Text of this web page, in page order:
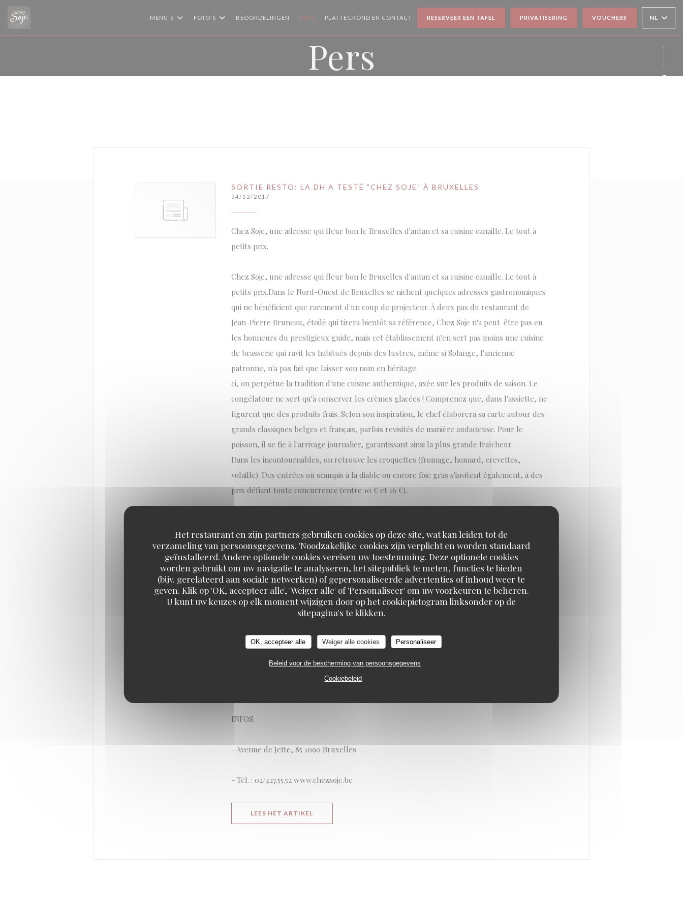
Het restaurant en zijn partners gebruiken cookies op deze site, wat kan leiden tot de
verzameling van persoonsgegevens. 'Noodzakelijke' cookies zijn verplicht en worden standaard
geïnstalleerd. Andere optionele cookies vereisen uw toestemming. Deze optionele cookies
worden gebruikt om uw navigatie te analyseren, het sitepubliek te meten, functies te bieden
(bijv. gerelateerd aan sociale netwerken) of gepersonaliseerde advertenties of inhoud weer te
geven. Klik op 'OK, accepteer alle', 'Weiger alle' of 'Personaliseer' om uw voorkeuren te beheren.
U kunt uw keuzes op elk moment wijzigen door op het cookiepictogram linksonder op de
sitepagina's te klikken.
OK, accepteer alle Weiger alle cookies Personaliseer
Beleid voor de bescherming van persoonsgegevens
Cookiebeleid
MENU'S FOTO'S BEOORDELINGEN PERS PLATTEGROND EN CONTACT RESERVEER EEN TAFEL PRIVATISERING VOUCHERS NL
Pers
SORTIE RESTO: LA DH A TESTÉ "CHEZ SOJE" À BRUXELLES
24/12/2017
Chez Soje, une adresse qui fleur bon le Bruxelles d'antan et sa cuisine canaille. Le tout à
petits prix.
Chez Soje, une adresse qui fleur bon le Bruxelles d'antan et sa cuisine canaille. Le tout à
petits prix.Dans le Nord-Ouest de Bruxelles se nichent quelques adresses gastronomiques
qui ne bénéficient que rarement d'un coup de projecteur. À deux pas du restaurant de
Jean-Pierre Bruneau, étoilé qui tirera bientôt sa référence, Chez Soje n'a peut-être pas eu
les honneurs du prestigieux guide, mais cet établissement n'en sert pas moins une cuisine
de brasserie qui ravit les habitués depuis des lustres, même si Solange, l'ancienne
patronne, n'a pas fait que laisser son nom en héritage.
ci, on perpétue la tradition d'une cuisine authentique, axée sur les produits de saison. Le
congélateur ne sert qu'à conserver les crèmes glacées ! Comprenez que, dans l'assiette, ne
figurent que des produits frais. Selon son inspiration, le chef élaborera sa carte autour des
grands classiques belges et français, parfois revisités de manière audacieuse. Pour le
poisson, il se fie à l'arrivage journalier, garantissant ainsi la plus grande fraîcheur.
Dans les incontournables, on retrouve les croquettes (fromage, homard, crevettes,
volaille). Des entrées où scampis à la diable ou encore foie gras s'invitent également, à des
prix défiant toute concurrence (entre 10 € et 16 €).
déçus. Côté viande, l'incontournable entrecôte irlandaise est un must (24 €). Mais vous
pouvez tout aussi bien vous contenter d'un pain de viande et stoemp (16 €) ou d'un plat de
poisson (entre 20 € et 28 €).
On vous recommande aussi le menu au rapport qualité-prix parfaitement étudié (35 €) qui
vous laisse le choix entre 4 ou 5 entrées et autant de plats, avant de terminer par un
Pour arroser le tout, choix entre vins sélectionnés auprès de "vignerons amoureux de leur
métier et de leur terroir" ou bières, belges bien sûr, allant de la pils à la spéciale en
INFOS:
- Avenue de Jette, 85 1090 Bruxelles
- Tél. : 02/427.55.52 www.chezsoje.be
LEES HET ARTIKEL